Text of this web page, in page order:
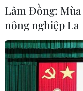
Lâm Đồng:
nông nghiệp La